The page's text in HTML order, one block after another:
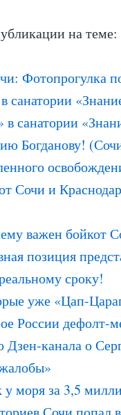
на теме:
Фотопрогулка
санатории
в санатории
Богданову!
Сочи и
важен бойкот
позиция
сроку!
уже «Цап-
России дефолт-
канала о
моря за 3,5